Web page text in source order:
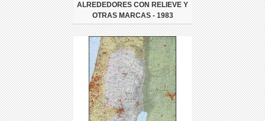
ALREDEDORES CON RELIEVE Y
OTRAS MARCAS - 1983